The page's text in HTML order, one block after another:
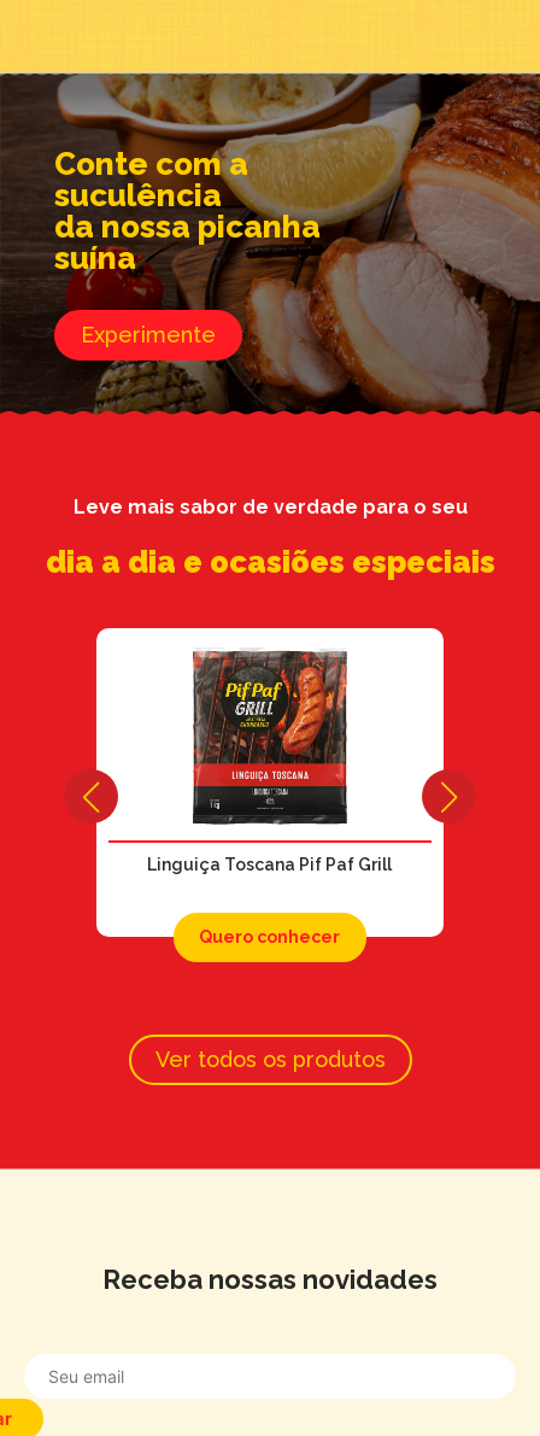
Conte com a
suculência
da nossa picanha
suína
Experimente
Leve mais sabor de verdade para o seu
dia a dia e ocasiões especiais
Linguiça Toscana Pif Paf Grill
Quero conhecer
Ver todos os produtos
Receba nossas novidades